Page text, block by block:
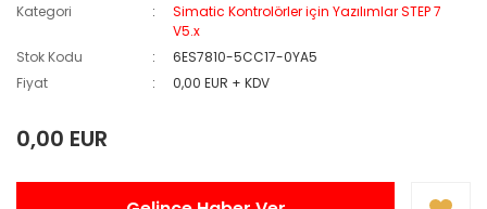
Kategori
Simatic Kontrolörler için Yazılımlar STEP 7
V5.x
Stok Kodu
6ES7810-5CC17-0YA5
Fiyat
0,00 EUR + KDV
0,00 EUR